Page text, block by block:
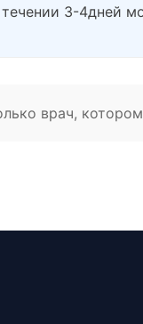
3-4дней
врач,